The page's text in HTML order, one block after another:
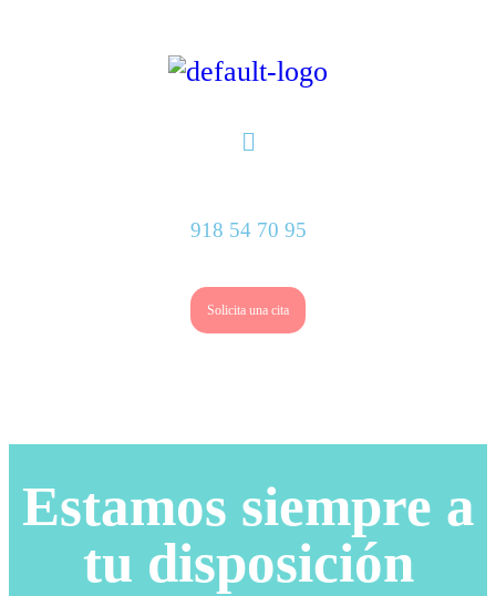
918 54 70 95
Solicita una cita
Estamos siempre a
tu disposición